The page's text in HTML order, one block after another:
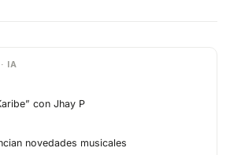
IA
con Jhay P
novedades musicales